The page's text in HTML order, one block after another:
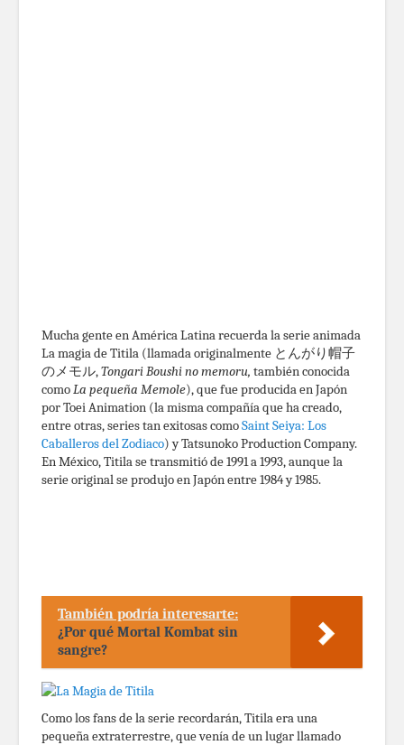
Mucha gente en América Latina recuerda la serie animada
La magia de Titila (llamada originalmente とんがり帽子
のメモル,Tongari Boushi no memoru, también conocida
comoLa pequeña Memole), que fue producida en Japón
por Toei Animation (la misma compañía que ha creado,
entre otras, series tan exitosas comoSaint Seiya: Los
Caballeros del Zodiaco) y Tatsunoko Production Company.
En México, Titila se transmitió de 1991 a 1993, aunque la
serie original se produjo en Japón entre 1984 y 1985.
También podría interesarte:
¿Por qué Mortal Kombat sin
sangre?
Como los fans de la serie recordarán, Titila era una
pequeña extraterrestre, que venía de un lugar llamado